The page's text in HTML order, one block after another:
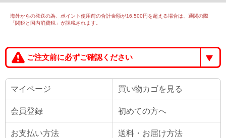
海外からの発送の為、ポイント使用前の合計金額が16,500円を超える場合は、通関の際
「関税と国内消費税」が課税されます。
ご注文前に必ずご確認ください
マイページ 買い物カゴを見る
会員登録 初めての方へ
お支払い方法 送料・お届け方法